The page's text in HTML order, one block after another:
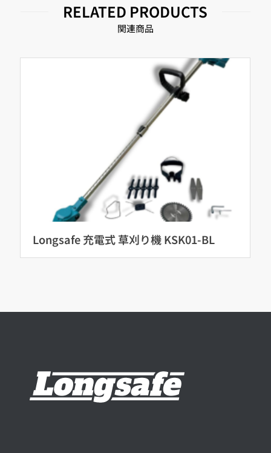
RELATED PRODUCTS
関連商品
Longsafe 充電式 草刈り機 KSK01-BL